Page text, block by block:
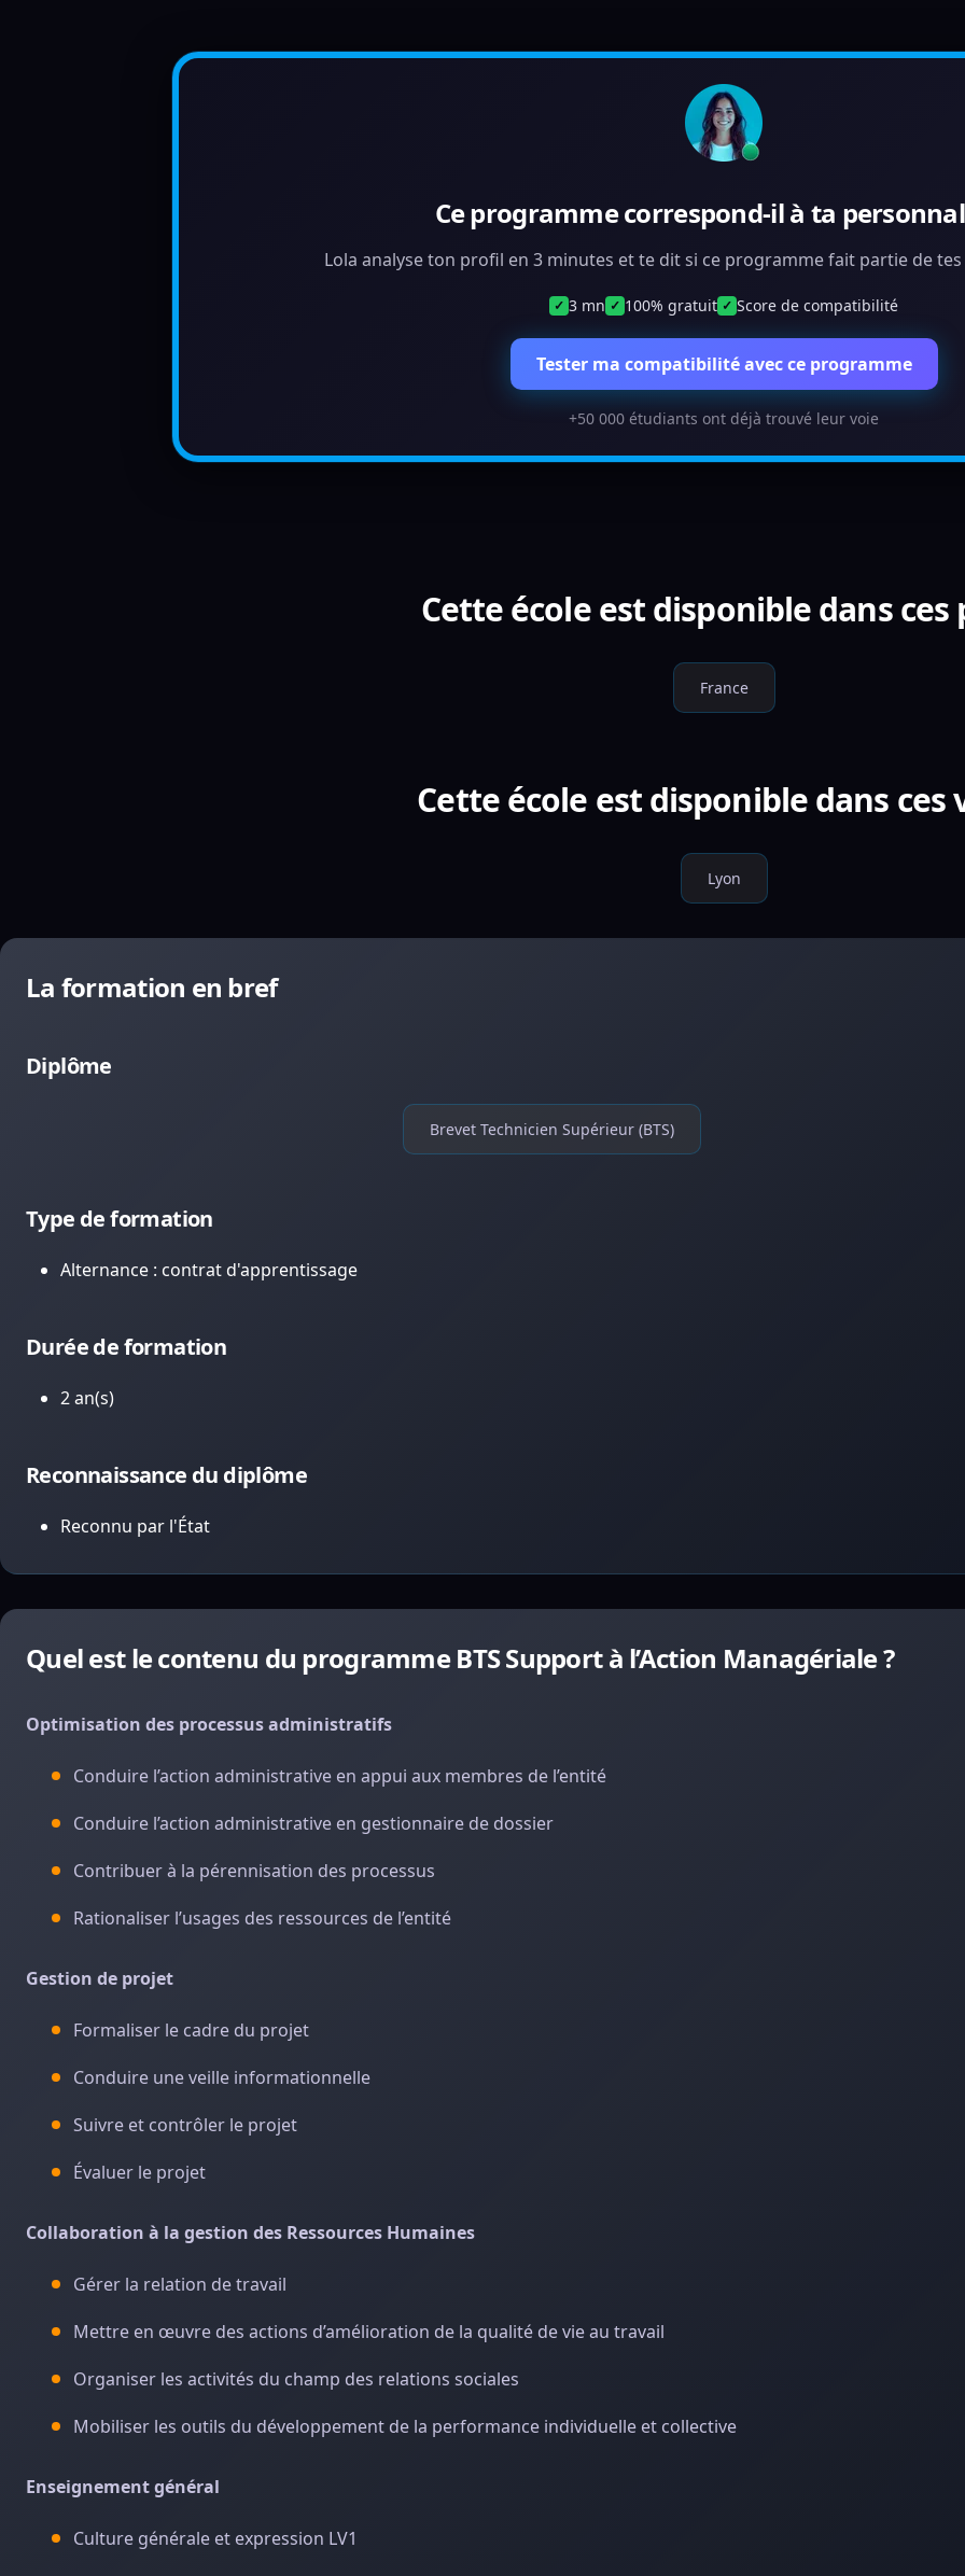
Ce programme correspond-il à ta
Lola analyse ton profil en 3 minutes et te dit si ce programme fait partie de
✓ 3 mn ✓ 100% gratuit ✓ Score de compatibilité
Tester ma compatibilité avec ce programme
+50 000 étudiants ont déjà trouvé leur voie
Cette école est disponible dans ces
France
Cette école est disponible dans ces
Lyon
La formation en bref
Diplôme
Brevet Technicien Supérieur (BTS)
Type de formation
Alternance : contrat d'apprentissage
Durée de formation
2 an(s)
Reconnaissance du diplôme
Reconnu par l'État
Quel est le contenu du programme BTS Support à l’Action Managériale ?
Optimisation des processus administratifs
Conduire l’action administrative en appui aux membres de l’entité
Conduire l’action administrative en gestionnaire de dossier
Contribuer à la pérennisation des processus
Rationaliser l’usages des ressources de l’entité
Gestion de projet
Formaliser le cadre du projet
Conduire une veille informationnelle
Suivre et contrôler le projet
Évaluer le projet
Collaboration à la gestion des Ressources Humaines
Gérer la relation de travail
Mettre en œuvre des actions d’amélioration de la qualité de vie au travail
Organiser les activités du champ des relations sociales
Mobiliser les outils du développement de la performance individuelle et collective
Enseignement général
Culture générale et expression LV1